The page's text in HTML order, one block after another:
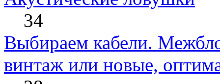
34
Выбираем кабели.
винтаж или новые,